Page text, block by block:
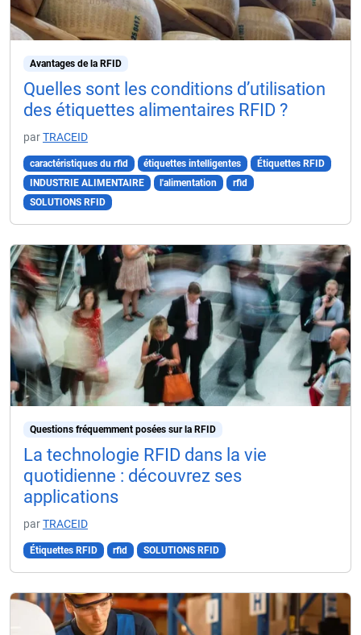
Avantages de la RFID
Quelles sont les conditions d’utilisation
des étiquettes alimentaires RFID ?
parTRACEID
caractéristiques du rfid étiquettes intelligentes
Étiquettes RFID
INDUSTRIE ALIMENTAIRE
l'alimentation
rfid
SOLUTIONS RFID
Questions fréquemment posées sur la RFID
La technologie RFID dans la vie
quotidienne : découvrez ses
applications
parTRACEID
Étiquettes RFID rfid SOLUTIONS RFID